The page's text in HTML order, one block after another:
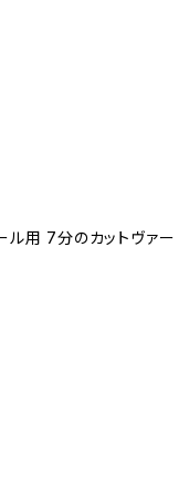
ル用 7分のカットヴァー